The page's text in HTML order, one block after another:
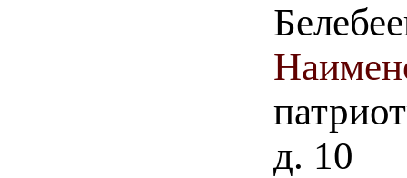
д. 10